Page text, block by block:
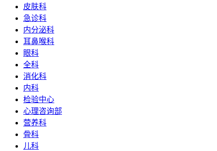
皮肤科
急诊科
内分泌科
耳鼻喉科
眼科
全科
消化科
内科
检验中心
心理咨询部
营养科
骨科
儿科